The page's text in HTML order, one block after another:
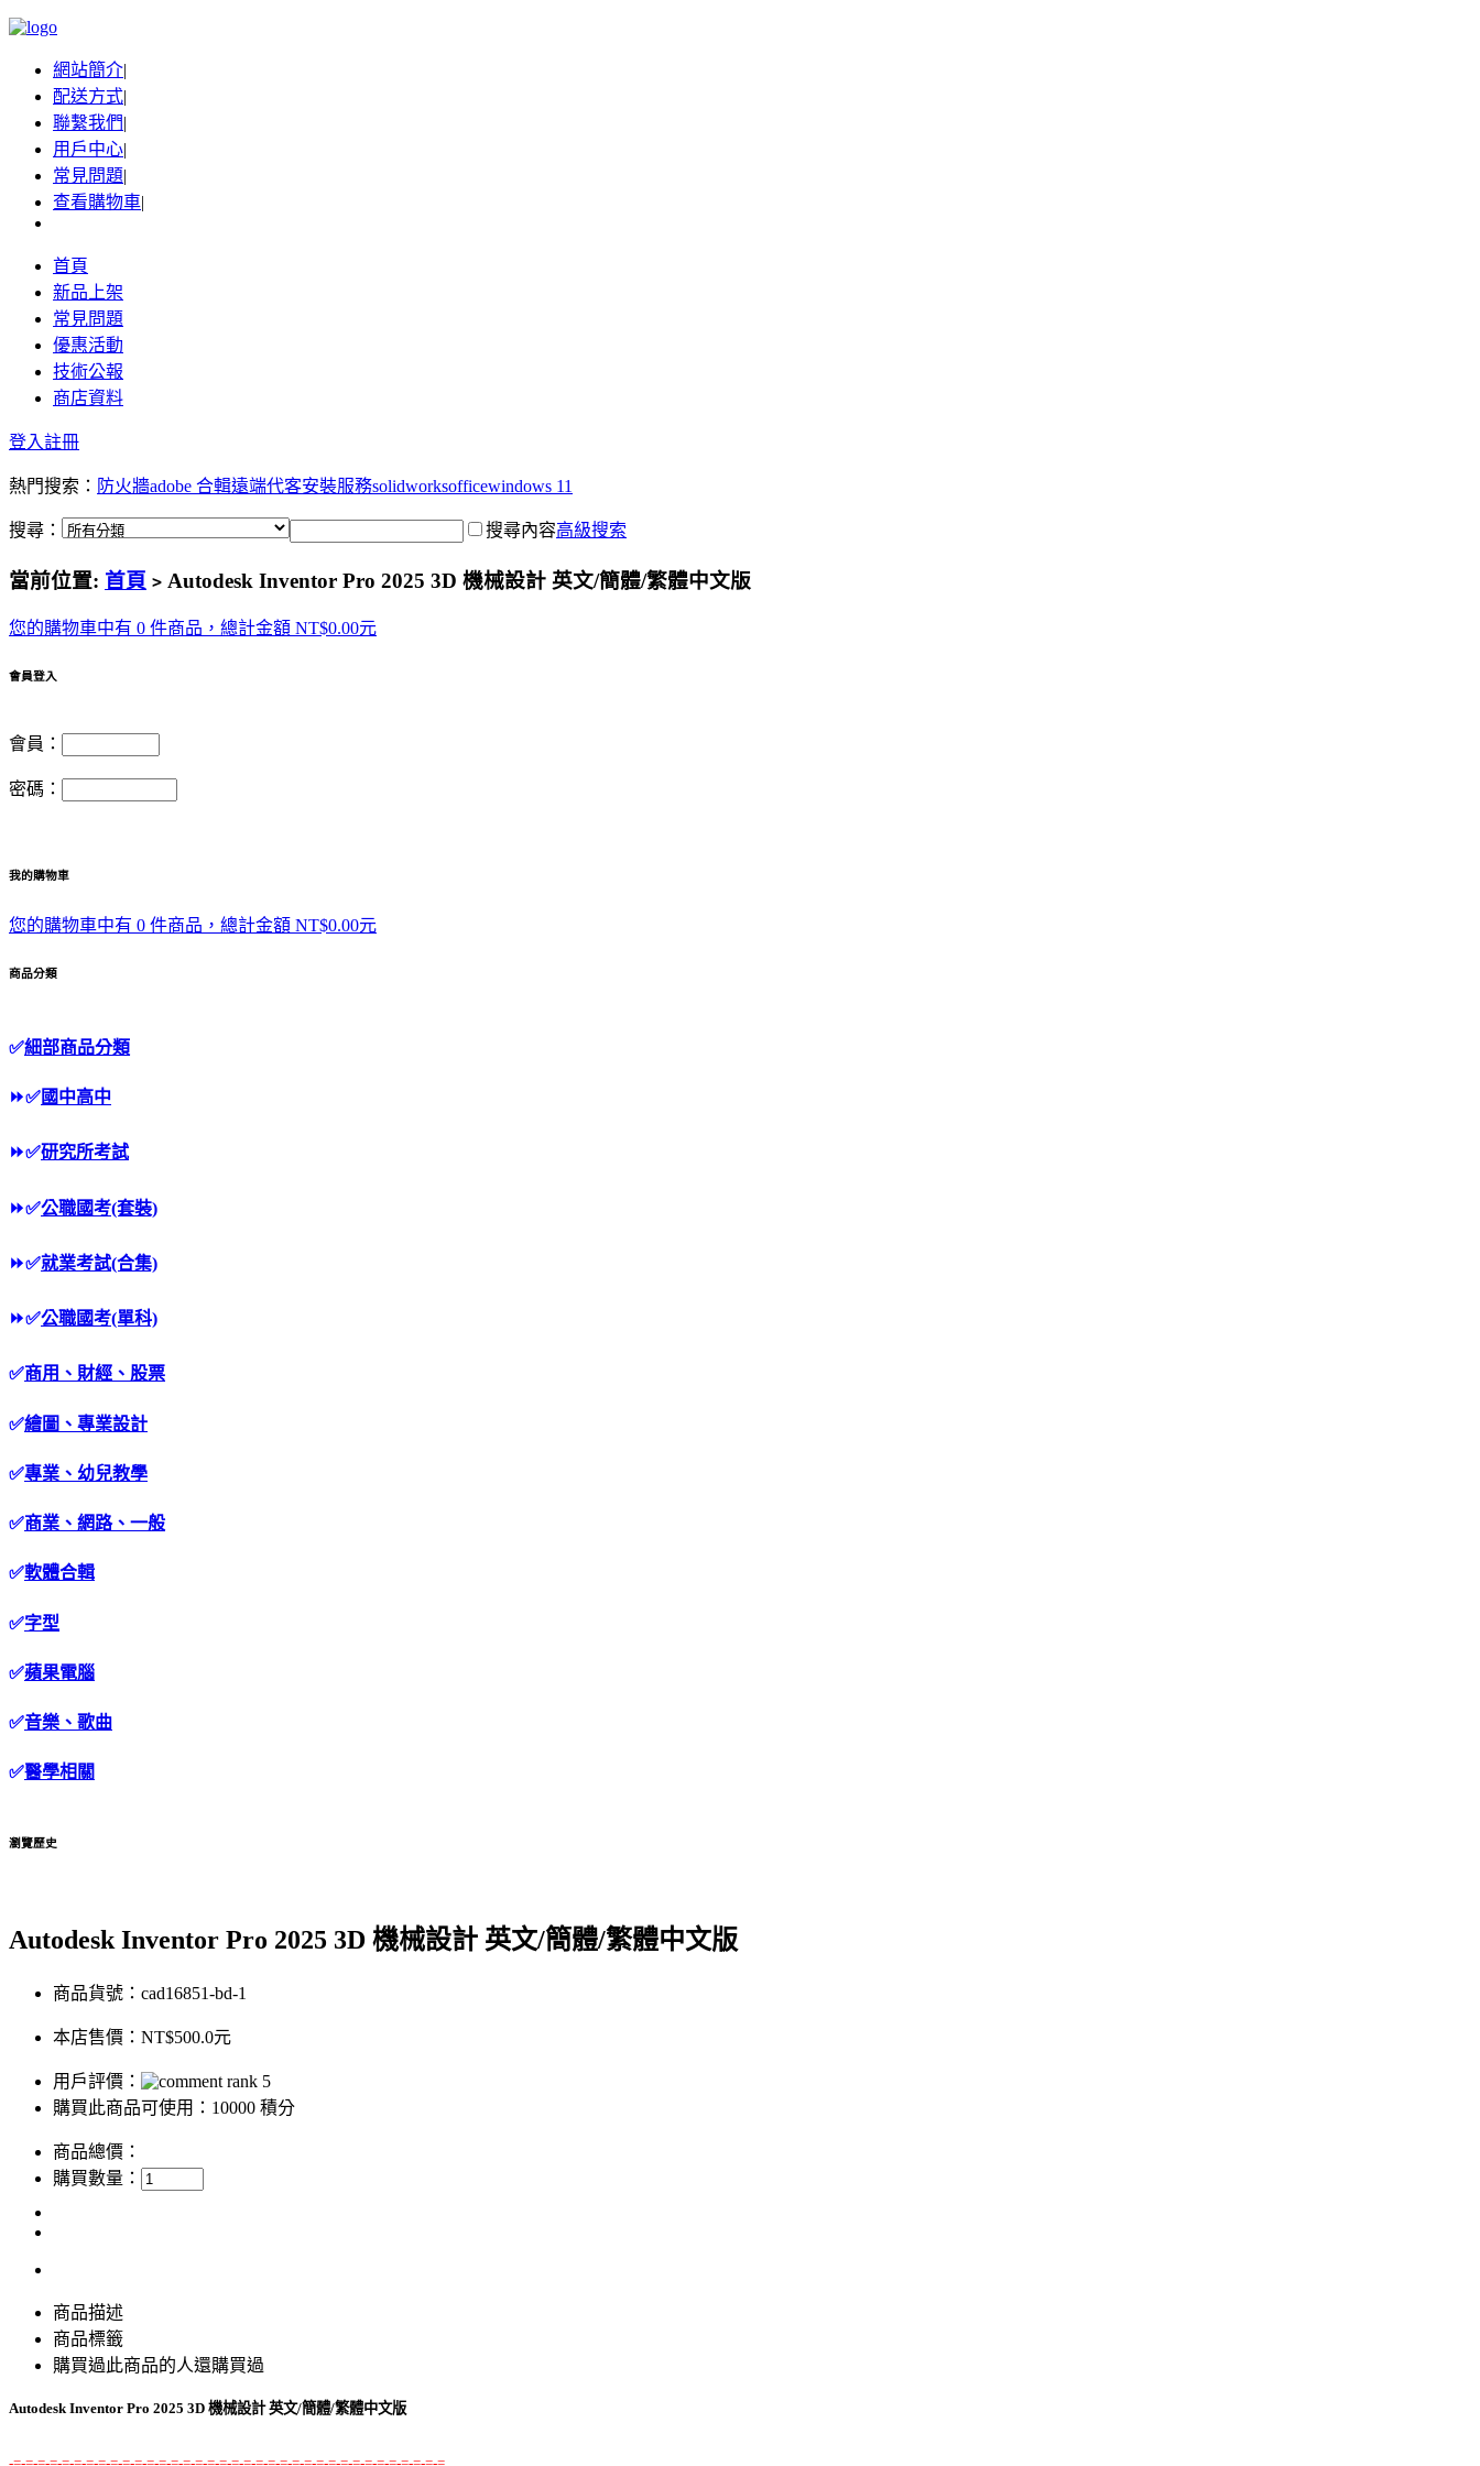
網站簡介|
配送方式|
聯繫我們|
用戶中心|
常見問題|
查看購物車|
首頁
新品上架
常見問題
優惠活動
技術公報
商店資料
登入註冊
熱門搜索： 防火牆adobe 合輯遠端代客安裝服務solidworksofficewindows 11
搜尋： 搜尋內容高級搜索
當前位置: 首頁 > Autodesk Inventor Pro 2025 3D 機械設計 英文/簡體/繁體中文版
您的購物車中有 0 件商品，總計金額 NT$0.00元
會員登入
會員：
密碼：
我的購物車
您的購物車中有 0 件商品，總計金額 NT$0.00元
商品分類
✅細部商品分類
⏩✅國中高中
⏩✅研究所考試
⏩✅公職國考(套裝)
⏩✅就業考試(合集)
⏩✅公職國考(單科)
✅商用、財經、股票
✅繪圖、專業設計
✅專業、幼兒教學
✅商業、網路、一般
✅軟體合輯
✅字型
✅蘋果電腦
✅音樂、歌曲
✅醫學相關
瀏覽歷史
Autodesk Inventor Pro 2025 3D 機械設計 英文/簡體/繁體中文版
商品貨號：cad16851-bd-1
本店售價： NT$500.0元
用戶評價：
購買此商品可使用：10000 積分
商品總價：
購買數量：
商品描述
商品標籤
購買過此商品的人還購買過
Autodesk Inventor Pro 2025 3D 機械設計 英文/簡體/繁體中文版